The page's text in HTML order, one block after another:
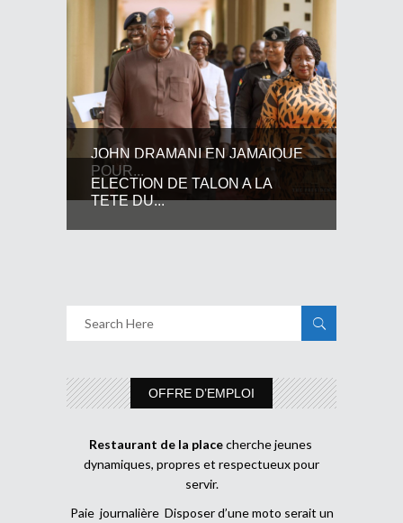
JOHN DRAMANI EN JAMAIQUE
POUR...
ELECTION DE TALON A LA
TETE DU...
OFFRE D’EMPLOI
Restaurant de la placecherche jeunes
dynamiques, propres et respectueux pour
servir.
Paie journalière Disposer d’une moto serait un